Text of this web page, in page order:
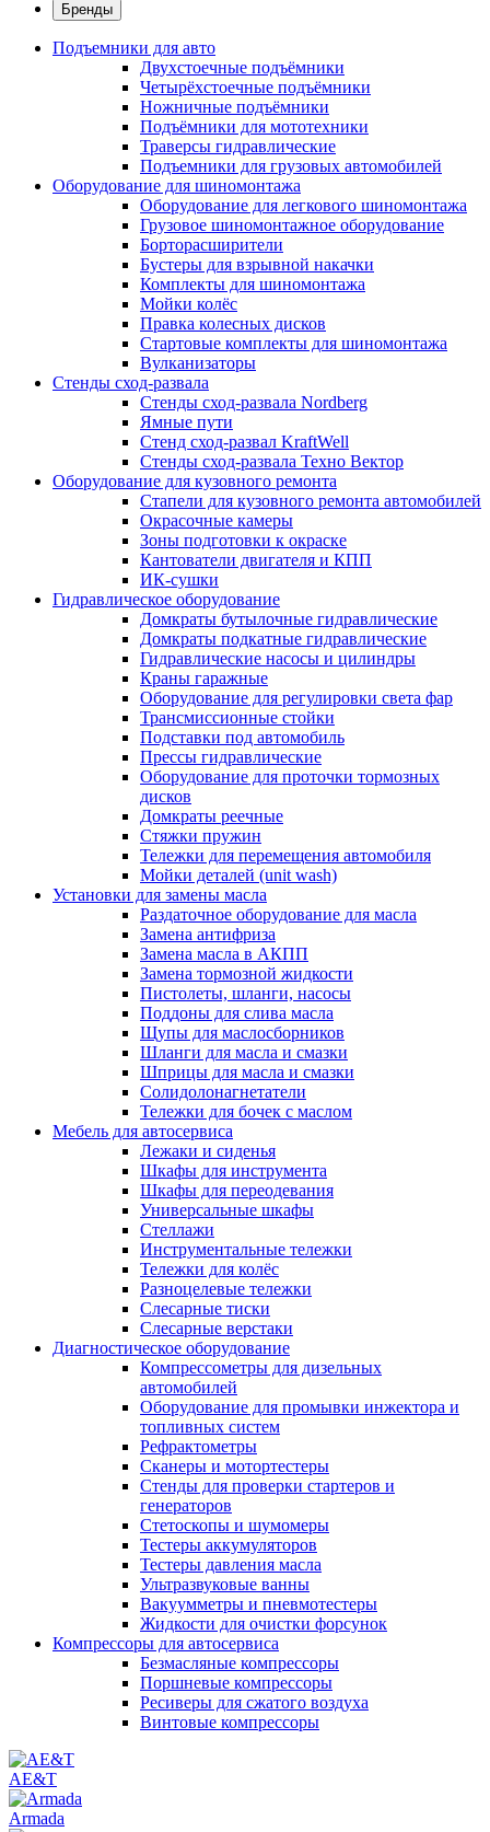
Бренды
Подъемники для авто
Двухстоечные подъёмники
Четырёхстоечные подъёмники
Ножничные подъёмники
Подъёмники для мототехники
Траверсы гидравлические
Подъемники для грузовых автомобилей
Оборудование для шиномонтажа
Оборудование для легкового шиномонтажа
Грузовое шиномонтажное оборудование
Борторасширители
Бустеры для взрывной накачки
Комплекты для шиномонтажа
Мойки колёс
Правка колесных дисков
Стартовые комплекты для шиномонтажа
Вулканизаторы
Стенды сход-развала
Стенды сход-развала Nordberg
Ямные пути
Стенд сход-развал KraftWell
Стенды сход-развала Техно Вектор
Оборудование для кузовного ремонта
Стапели для кузовного ремонта автомобилей
Окрасочные камеры
Зоны подготовки к окраске
Кантователи двигателя и КПП
ИК-сушки
Гидравлическое оборудование
Домкраты бутылочные гидравлические
Домкраты подкатные гидравлические
Гидравлические насосы и цилиндры
Краны гаражные
Оборудование для регулировки света фар
Трансмиссионные стойки
Подставки под автомобиль
Прессы гидравлические
Оборудование для проточки тормозных
дисков
Домкраты реечные
Стяжки пружин
Тележки для перемещения автомобиля
Мойки деталей (unit wash)
Установки для замены масла
Раздаточное оборудование для масла
Замена антифриза
Замена масла в АКПП
Замена тормозной жидкости
Пистолеты, шланги, насосы
Поддоны для слива масла
Щупы для маслосборников
Шланги для масла и смазки
Шприцы для масла и смазки
Солидолонагнетатели
Тележки для бочек с маслом
Мебель для автосервиса
Лежаки и сиденья
Шкафы для инструмента
Шкафы для переодевания
Универсальные шкафы
Стеллажи
Инструментальные тележки
Тележки для колёс
Разноцелевые тележки
Слесарные тиски
Слесарные верстаки
Диагностическое оборудование
Компрессометры для дизельных
автомобилей
Оборудование для промывки инжектора и
топливных систем
Рефрактометры
Сканеры и мотортестеры
Стенды для проверки стартеров и
генераторов
Стетоскопы и шумомеры
Тестеры аккумуляторов
Тестеры давления масла
Ультразвуковые ванны
Вакуумметры и пневмотестеры
Жидкости для очистки форсунок
Компрессоры для автосервиса
Безмасляные компрессоры
Поршневые компрессоры
Ресиверы для сжатого воздуха
Винтовые компрессоры
AE&T
Armada